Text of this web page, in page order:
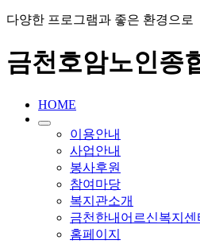
다양한 프로그램과 좋은 환경으로
금천호암노인종
HOME
이용안내
사업안내
봉사후원
참여마당
복지관소개
금천한내어르신복지센
홈페이지